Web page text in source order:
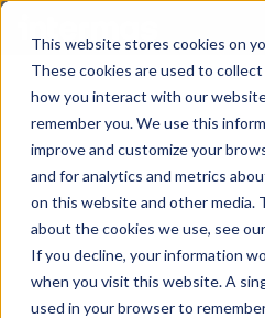
This website stores cookies on
These cookies are used to
how you interact with our
remember you. We use this
improve and customize your
and for analytics and metrics
on this website and other media.
about the cookies we use, see
If you decline, your information
when you visit this website. A
used in your browser to
BUSCAR
Nuestras actividades
Boyas redondas
Boyas